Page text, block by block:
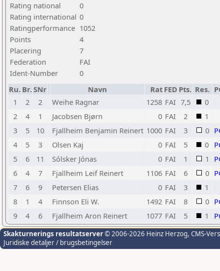
Rating national
0
Rating international 0
Ratingperformance 1052
Points
4
Placering
7
Federation
FAI
Ident-Number
0
Ru. Br.SNr Navn Rat FED Pts. Res.
1
2 2 Weihe Ragnar 1258 FAI 7,5
0
2
4 1 Jacobsen Bjørn 0 FAI 2
1
3
5 10 Fjallheim Benjamin Reinert 1000 FAI 3 0
4
5 3 Olsen Kaj 0 FAI 5 0
5
6 11 Sólsker Jónas 0 FAI 1 1
6
4 7 Fjallheim Leif Reinert 1106 FAI 6 0
7
6 9 Petersen Elias 0 FAI 3
1
8
1 4 Finnson Eli W. 1492 FAI 8 0
9
4 6 Fjallheim Aron Reinert 1077 FAI 5 1
Skakturnerings resultatserver© 2006-2026 Heinz Herzog, CMS-
Juridiske detaljer / brugsbetingelser